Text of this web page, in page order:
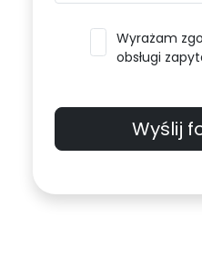
Wyrażam
obsługi
Wyślij